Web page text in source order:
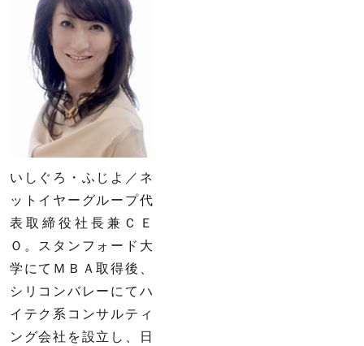
いしぐろ・ふじよ／ネ
ットイヤーグループ代
表取締役社長兼ＣＥ
Ｏ。スタンフォード大
学にてＭＢＡ取得後、
シリコンバレーにてハ
イテク系コンサルティ
ング会社を設立し、日